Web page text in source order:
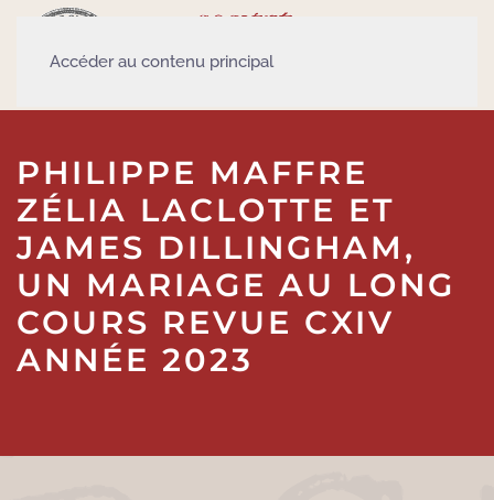
Accéder au contenu principal
PHILIPPE MAFFRE
ZÉLIA LACLOTTE ET
JAMES DILLINGHAM,
UN MARIAGE AU LONG
COURS REVUE CXIV
ANNÉE 2023